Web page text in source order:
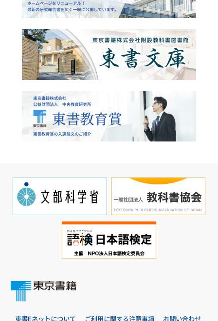
東書Eネットについて ご利用に関する注意事項 お問い合わせ